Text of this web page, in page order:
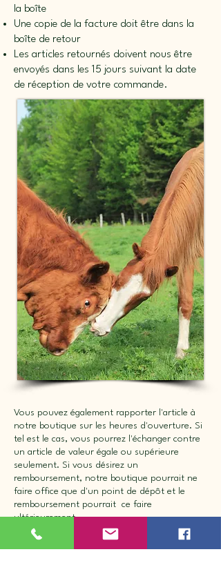
la boîte
Une copie de la facture doit être dans la
boîte de retour
Les articles retournés doivent nous être
envoyés dans les 15 jours suivant la date
de réception de votre commande.
Vous pouvez également rapporter l'article à
notre boutique sur les heures d'ouverture. Si
tel est le cas, vous pourrez l'échanger contre
un article de valeur égale ou supérieure
seulement. Si vous désirez un
remboursement, notre boutique pourrait ne
faire office que d'un point de dépôt et le
remboursement pourrait ce faire
ultérieurement.
Nous ne pourrons être tenus responsables